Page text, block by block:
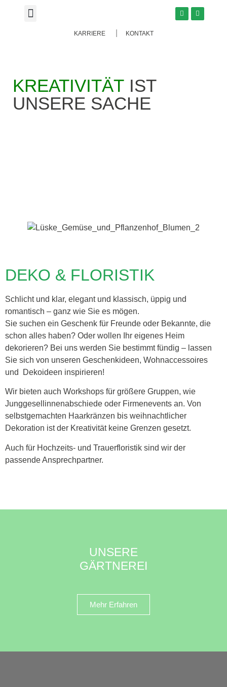
KARRIERE KONTAKT
KREATIVITÄT IST
UNSERE SACHE
DEKO & FLORISTIK
Schlicht und klar, elegant und klassisch, üppig und
romantisch – ganz wie Sie es mögen.
Sie suchen ein Geschenk für Freunde oder Bekannte, die
schon alles haben? Oder wollen Ihr eigenes Heim
dekorieren? Bei uns werden Sie bestimmt fündig – lassen
Sie sich von unseren Geschenkideen, Wohnaccessoires
und Dekoideen inspirieren!
Wir bieten auch Workshops für größere Gruppen, wie
Junggesellinnenabschiede oder Firmenevents an. Von
selbstgemachten Haarkränzen bis weihnachtlicher
Dekoration ist der Kreativität keine Grenzen gesetzt.
Auch für Hochzeits- und Trauerfloristik sind wir der
passende Ansprechpartner.
UNSERE
GÄRTNEREI
Mehr Erfahren